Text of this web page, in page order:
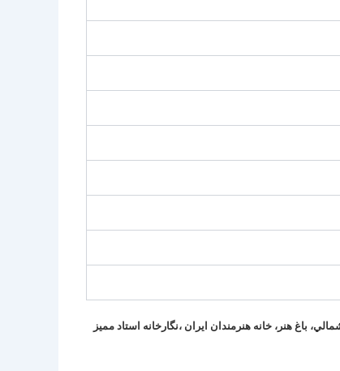
باغ هنر، خانه هنرمندان ايران ،نگارخانه استاد مميز